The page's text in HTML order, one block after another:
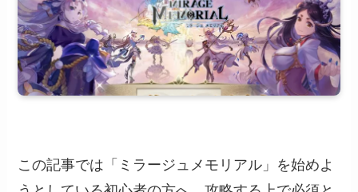
この記事では「ミラージュメモリアル」を始めよ